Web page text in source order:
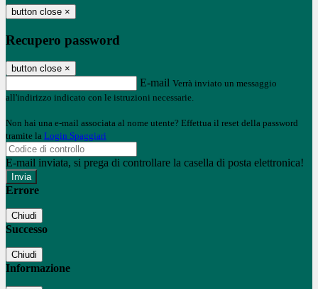
button close ×
Recupero password
button close ×
E-mail Verrà inviato un messaggio
all'indirizzo indicato con le istruzioni necessarie.
Non hai una e-mail associata al nome utente? Effettua il reset della password
tramite la Login Spaggiari
E-mail inviata, si prega di controllare la casella di posta elettronica!
Errore
Chiudi
Successo
Chiudi
Informazione